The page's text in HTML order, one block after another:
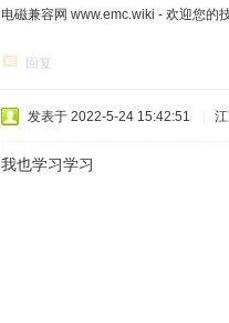
电磁兼容网 www.emc.wiki - 欢迎您的
回复
发表于 2022-5-24 15:42:51
我也学习学习